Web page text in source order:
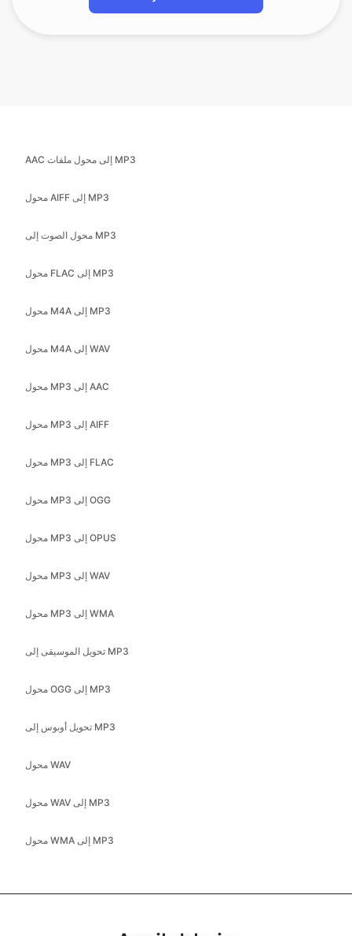
AAC إلى محول ملفات MP3
محول AIFF إلى MP3
محول الصوت إلى MP3
محول FLAC إلى MP3
محول M4A إلى MP3
محول M4A إلى WAV
محول MP3 إلى AAC
محول MP3 إلى AIFF
محول MP3 إلى FLAC
محول MP3 إلى OGG
محول MP3 إلى OPUS
محول MP3 إلى WAV
محول MP3 إلى WMA
تحويل الموسيقى إلى MP3
محول OGG إلى MP3
تحويل أوبوس إلى MP3
محول WAV
محول WAV إلى MP3
محول WMA إلى MP3